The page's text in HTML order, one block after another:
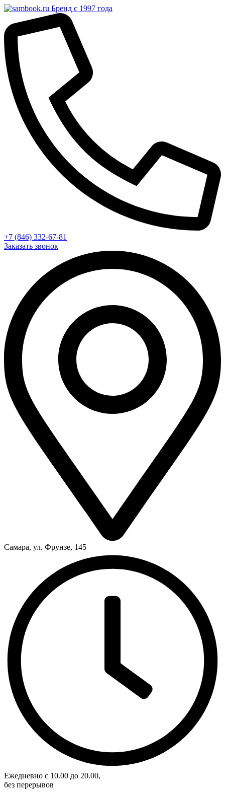
Бренд с 1997 года
+7 (846) 332-67-81
Заказать звонок
Самара, ул. Фрунзе, 145
Eжедневно с 10.00 до 20.00,
без перерывов